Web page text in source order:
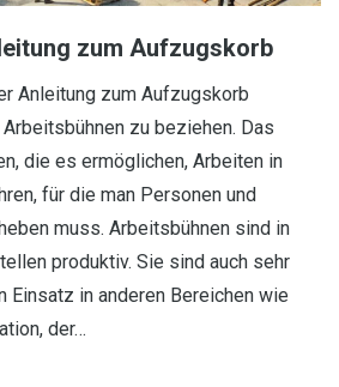
zum Aufzugskorb
Anleitung zum Aufzugskorb
zu beziehen. Das
die es ermöglichen, Arbeiten in
für die man Personen und
muss. Arbeitsbühnen sind in
produktiv. Sie sind auch sehr
Einsatz in anderen Bereichen wie
der…